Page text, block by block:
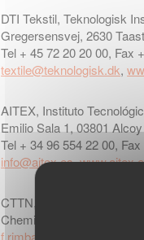
DTI Tekstil, Teknologisk
Gregersensvej, 2630
Tel + 45 72 20 20 00, Fax
textile@teknologisk.dk,
AITEX, Instituto
Emilio Sala 1, 03801 Alcoy
Tel + 34 96 554 22 00,
info@aitex.es,
CTTN, Centre Technique
Chemin des Mouilles,
f.rimbault@cttn-iren.fr